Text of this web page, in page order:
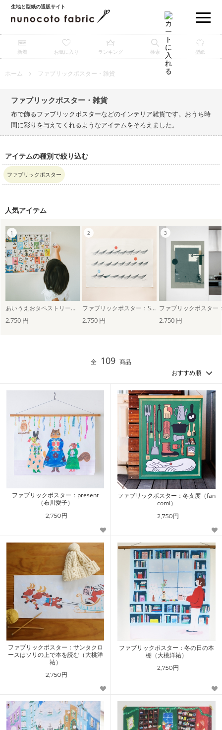
生地と型紙の通販サイト
新着 お気に入り ランキング 検索 型紙
ホーム ファブリックポスター・雑貨
ファブリックポスター・雑貨
布で飾るファブリックポスターなどのインテリア雑貨です。おうち時
間に彩りを与えてくれるようなアイテムをそろえました。
アイテムの種別で絞り込む
ファブリックポスター
人気アイテム
あいうえおタペストリー（五十音表） ファブリックポスター：Soft Tides（ムラタトモコ）
2,750 円 2,750 円 2,750 円
全 109 商品
ファブリックポスター：present
（布川愛子）
2,750円
ファブリックポスター：冬支度（fan
comi）
2,750円
ファブリックポスター：サンタクロ
ースはソリの上で本を読む（大桃洋
祐）
2,750円
ファブリックポスター：冬の日の本
棚（大桃洋祐）
2,750円